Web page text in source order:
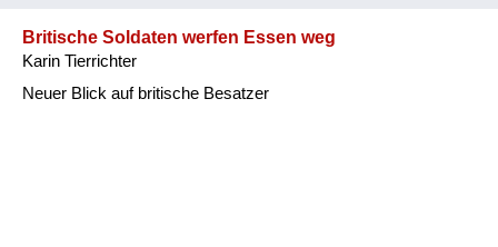
Britische Soldaten werfen Essen weg
Karin Tierrichter
Neuer Blick auf britische Besatzer